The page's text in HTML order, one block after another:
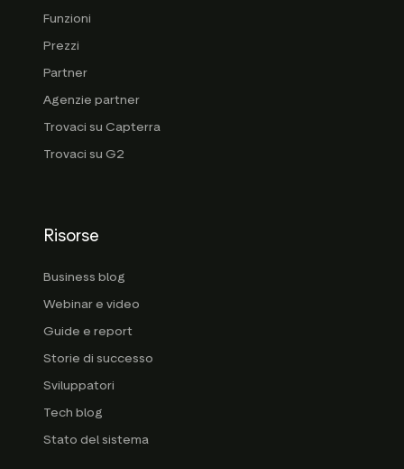
Funzioni
Prezzi
Partner
Agenzie partner
Trovaci su Capterra
Trovaci su G2
Risorse
Business blog
Webinar e video
Guide e report
Storie di successo
Sviluppatori
Tech blog
Stato del sistema